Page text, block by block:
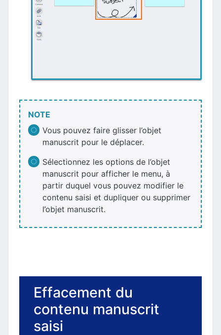
NOTE
Vous pouvez faire glisser l’objet
manuscrit pour le déplacer.
Sélectionnez les options de l’objet
manuscrit pour afficher le menu, à
partir duquel vous pouvez modifier le
contenu saisi et dupliquer ou supprimer
l’objet manuscrit.
Effacement du
contenu manuscrit
saisi